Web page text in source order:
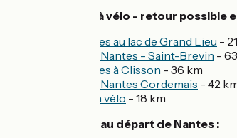
Aller-retour à vélo - retour possible
De Nantes au lac de Grand Lieu -
Estuaire Nantes - Saint-Brevin -
De Nantes à Clisson - 36 km
Estuaire Nantes Cordemais - 42
L'Erdre à vélo - 18 km
Balades vélo au départ de Nantes :